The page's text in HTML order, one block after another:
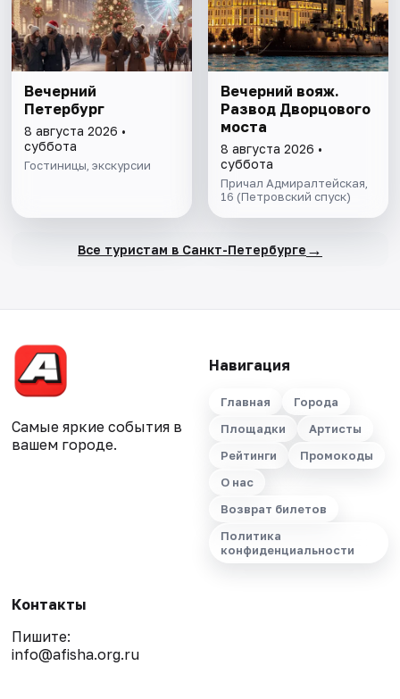
Вечерний
Петербург
8 августа 2026 •
суббота
Гостиницы, экскурсии
Вечерний вояж.
Развод Дворцового
моста
8 августа 2026 •
суббота
Причал Адмиралтейская,
16 (Петровский спуск)
Все туристам в Санкт-Петербурге →
Самые яркие события в
вашем городе.
Навигация
Главная
Города
Площадки
Артисты
Рейтинги
Промокоды
О нас
Возврат билетов
Политика
конфиденциальности
Контакты
Пишите:
info@afisha.org.ru